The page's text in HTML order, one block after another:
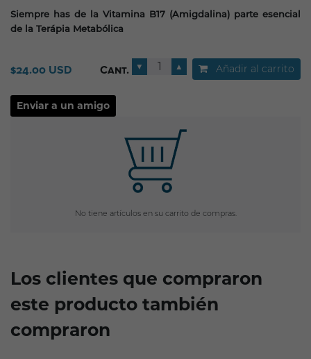
Siempre has de la Vitamina B17 (Amigdalina) parte esencial
de la Terápia Metabólica
$24.00 USD Cant. ▼ ▲ Añadir al carrito
No tiene artículos en su carrito de compras.
Los clientes que compraron
este producto también
compraron